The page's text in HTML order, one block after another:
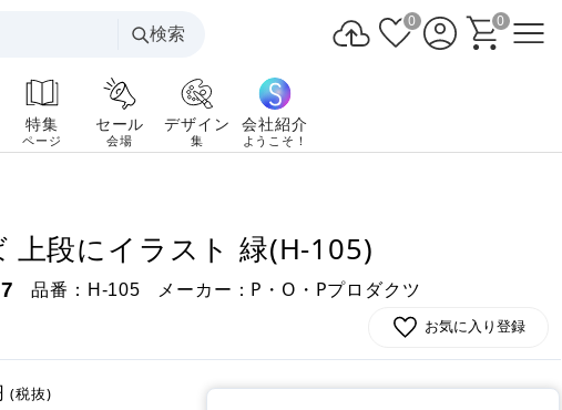
検索
0 0
特集
ページ
セール
会場
デザイン
集
会社紹介
ようこそ！
上段にイラスト 緑(H-105)
品番： H-105 メーカー：P・O・Pプロダクツ
お気に入り登録
(税抜)